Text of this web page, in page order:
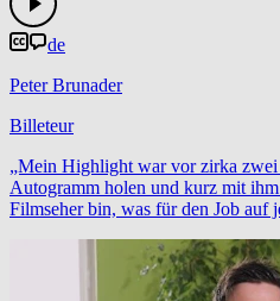
de
Peter Brunader
Billeteur
„Mein Highlight war vor zirka zwei
Autogramm holen und kurz mit
Filmseher bin, was für den Job